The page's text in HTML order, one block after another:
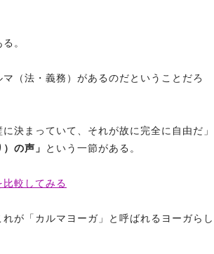
。
（法・義務）があるのだということだろ
決まっていて、それが故に完全に自由だ」
の声」 という一節がある。
較してみる
が「カルマヨーガ」と呼ばれるヨーガらし